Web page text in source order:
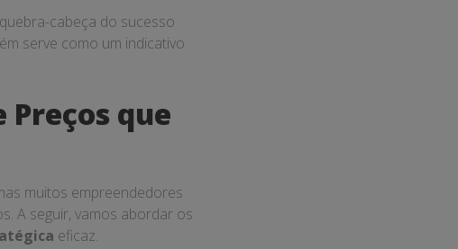
cabeça do sucesso
serve como um indicativo
Preços que
muitos empreendedores
A seguir, vamos abordar os
eficaz.